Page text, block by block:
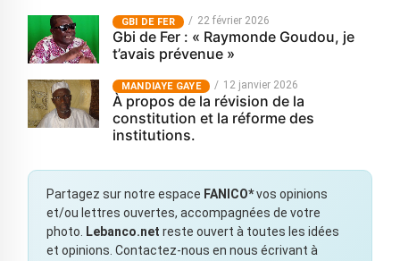
GBI DE FER 22 février 2026
Gbi de Fer : « Raymonde Goudou, je
t’avais prévenue »
MANDIAYE GAYE 12 janvier 2026
À propos de la révision de la
constitution et la réforme des
institutions.
Partagez sur notre espace FANICO*vos opinions
et/ou lettres ouvertes, accompagnées de votre
photo.
Lebanco.net reste ouvert à toutes les idées
et opinions. Contactez-nous en nous écrivant à